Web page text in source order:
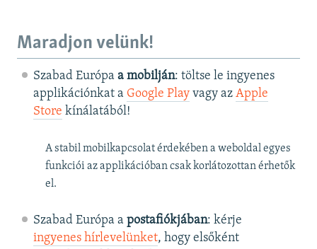
Maradjon velünk!
Szabad Európa a mobilján: töltse le ingyenes
applikációnkat a Google Playvagy az Apple
Store kínálatából!
A stabil mobilkapcsolat érdekében a weboldal egyes
funkciói az applikációban csak korlátozottan érhetők
el.
Szabad Európa a postafiókjában: kérje
ingyenes hírlevelünket, hogy elsőként